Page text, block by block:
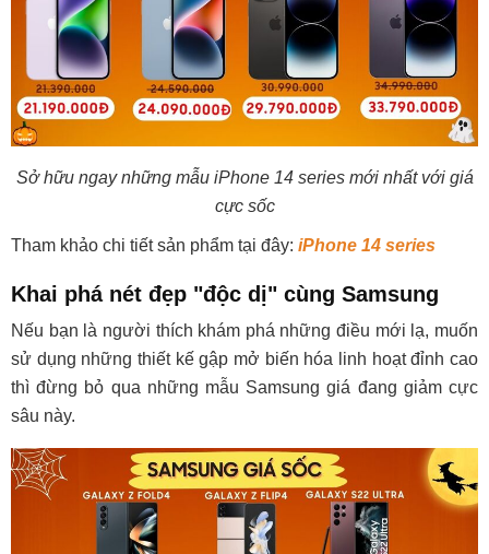
Sở hữu ngay những mẫu iPhone 14 series mới nhất với giá
cực sốc
Tham khảo chi tiết sản phẩm tại đây: iPhone 14 series
Khai phá nét đẹp "độc dị" cùng Samsung
Nếu bạn là người thích khám phá những điều mới lạ, muốn
sử dụng những thiết kế gập mở biến hóa linh hoạt đỉnh cao
thì đừng bỏ qua những mẫu Samsung giá đang giảm cực
sâu này.